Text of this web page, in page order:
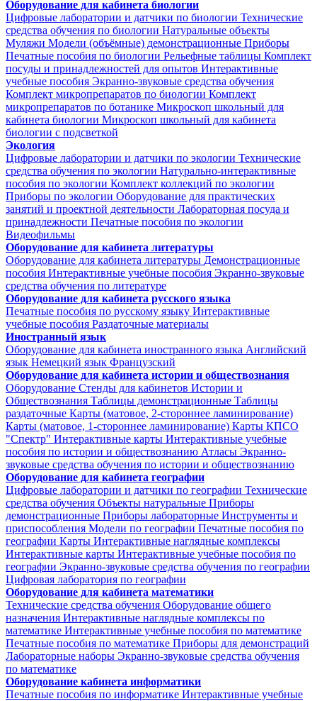
Оборудование для кабинета биологии
Цифровые лаборатории и датчики по биологии Технические
средства обучения по биологии Натуральные объекты
Муляжи Модели (объёмные) демонстрационные Приборы
Печатные пособия по биологии Рельефные таблицы Комплект
посуды и принадлежностей для опытов Интерактивные
учебные пособия Экранно-звуковые средства обучения
Комплект микропрепаратов по биологии Комплект
микропрепаратов по ботанике Микроскоп школьный для
кабинета биологии Микроскоп школьный для кабинета
биологии с подсветкой
Экология
Цифровые лаборатории и датчики по экологии Технические
средства обучения по экологии Натурально-интерактивные
пособия по экологии Комплект коллекций по экологии
Приборы по экологии Оборудование для практических
занятий и проектной деятельности Лабораторная посуда и
принадлежности Печатные пособия по экологии
Видеофильмы
Оборудование для кабинета литературы
Оборудование для кабинета литературы Демонстрационные
пособия Интерактивные учебные пособия Экранно-звуковые
средства обучения по литературе
Оборудование для кабинета русского языка
Печатные пособия по русскому языку Интерактивные
учебные пособия Раздаточные материалы
Иностранный язык
Оборудование для кабинета иностранного языка Английский
язык Немецкий язык Французский
Оборудование для кабинета истории и обществознания
Оборудование Стенды для кабинетов Истории и
Обществознания Таблицы демонстрационные Таблицы
раздаточные Карты (матовое, 2-стороннее ламинирование)
Карты (матовое, 1-стороннее ламинирование) Карты КПСО
"Спектр" Интерактивные карты Интерактивные учебные
пособия по истории и обществознанию Атласы Экранно-
звуковые средства обучения по истории и обществознанию
Оборудование для кабинета географии
Цифровые лаборатории и датчики по географии Технические
средства обучения Объекты натуральные Приборы
демонстрационные Приборы лабораторные Инструменты и
приспособления Модели по географии Печатные пособия по
географии Карты Интерактивные наглядные комплексы
Интерактивные карты Интерактивные учебные пособия по
географии Экранно-звуковые средства обучения по географии
Цифровая лаборатория по географии
Оборудование для кабинета математики
Технические средства обучения Оборудование общего
назначения Интерактивные наглядные комплексы по
математике Интерактивные учебные пособия по математике
Печатные пособия по математике Приборы для демонстраций
Лабораторные наборы Экранно-звуковые средства обучения
по математике
Оборудование кабинета информатики
Печатные пособия по информатике Интерактивные учебные